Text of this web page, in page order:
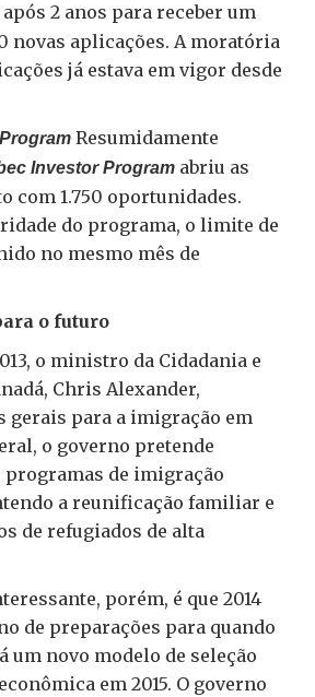
2 anos para receber um
novas aplicações. A moratória
já estava em vigor desde
Resumidamente
Investor Program abriu as
com 1.750 oportunidades.
do programa, o limite de
no mesmo mês de
o futuro
o ministro da Cidadania e
Chris Alexander,
gerais para a imigração em
o governo pretende
programas de imigração
a reunificação familiar e
de refugiados de alta
porém, é que 2014
de preparações para quando
um novo modelo de seleção
em 2015. O governo